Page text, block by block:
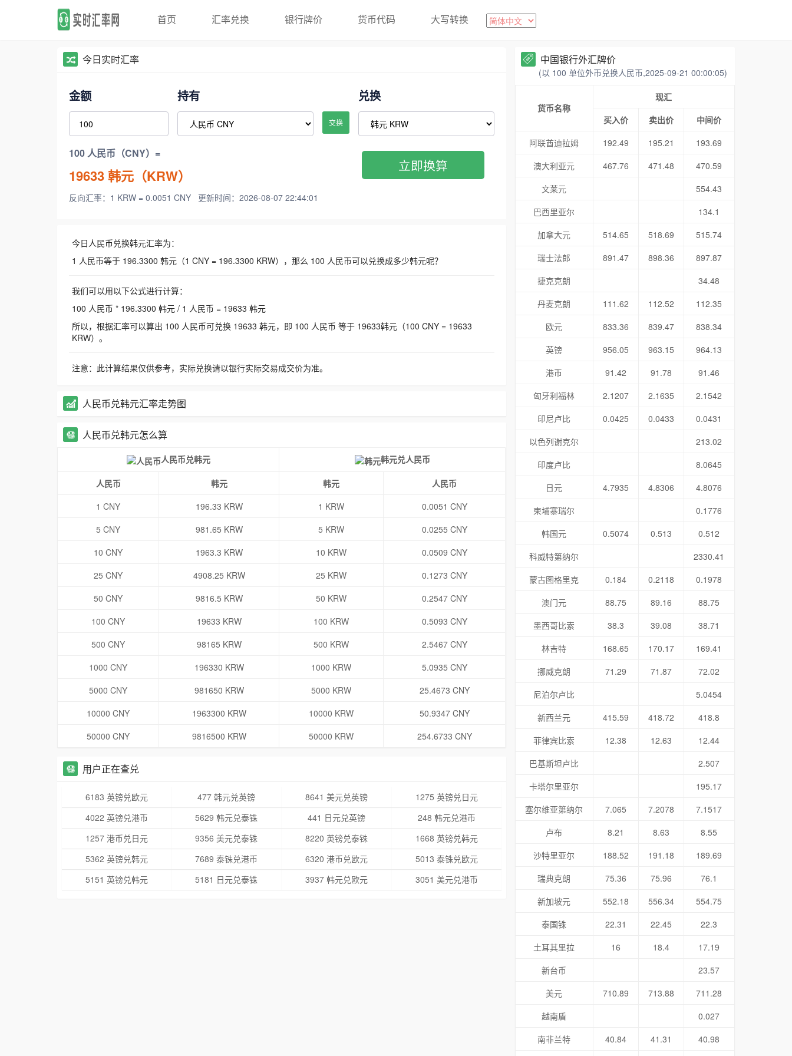
首页 汇率兑换 银行牌价 货币代码 大写转换
今日实时汇率
金额 持有
交换
兑换
100 人民币（CNY）=
19633韩元（KRW）
反向汇率：1 KRW = 0.0051 CNY 更新时间：2026-08-07 22:44:01
立即换算
今日人民币兑换韩元汇率为：
1 人民币等于 196.3300 韩元（1 CNY = 196.3300 KRW），那么 100 人民币可以兑换成多少韩元呢？
我们可以用以下公式进行计算：
100 人民币 * 196.3300 韩元 / 1 人民币 = 19633 韩元
所以，根据汇率可以算出 100 人民币可兑换 19633 韩元，即 100 人民币 等于 19633韩元（100 CNY = 19633
KRW）。
注意：此计算结果仅供参考，实际兑换请以银行实际交易成交价为准。
人民币兑韩元汇率走势图
人民币兑韩元怎么算
人民币兑韩元 韩元兑人民币
人民币 韩元 韩元
人民币
1 CNY
196.33 KRW 1 KRW
0.0051 CNY
5 CNY
981.65 KRW 5 KRW
0.0255 CNY
10 CNY
1963.3 KRW 10 KRW
0.0509 CNY
25 CNY
4908.25 KRW 25 KRW
0.1273 CNY
50 CNY
9816.5 KRW 50 KRW
0.2547 CNY
100 CNY
19633 KRW 100 KRW
0.5093 CNY
500 CNY
98165 KRW 500 KRW
2.5467 CNY
1000 CNY
196330 KRW 1000 KRW
5.0935 CNY
5000 CNY
981650 KRW 5000 KRW
25.4673 CNY
10000 CNY
1963300 KRW 10000 KRW
50.9347 CNY
50000 CNY
9816500 KRW 50000 KRW 254.6733 CNY
用户正在查兑
6183 英镑兑欧元 477 韩元兑英镑 8641 美元兑英镑
1275 英镑兑日元
4022 英镑兑港币
5629 韩元兑泰铢 441 日元兑英镑
248 韩元兑港币
1257 港币兑日元
9356 美元兑泰铢 8220 英镑兑泰铢
1668 英镑兑韩元
5362 英镑兑韩元
7689 泰铢兑港币 6320 港币兑欧元
5013 泰铢兑欧元
5151 英镑兑韩元
5181 日元兑泰铢 3937 韩元兑欧元 3051 美元兑港币
中国银行外汇牌价
(以 100 单位外币兑换人民币,2025-09-21 00:00:05)
货币名称
现汇
买入价
卖出价
中间价
阿联酋迪拉姆
192.49 195.21
193.69
澳大利亚元
467.76 471.48
470.59
文莱元
554.43
巴西里亚尔
134.1
加拿大元
514.65 518.69
515.74
瑞士法郎
891.47 898.36
897.87
捷克克朗
34.48
丹麦克朗
111.62 112.52
112.35
欧元
833.36 839.47
838.34
英镑
956.05 963.15
964.13
港币
91.42 91.78
91.46
匈牙利福林
2.1207 2.1635
2.1542
印尼卢比
0.0425 0.0433
0.0431
以色列谢克尔
213.02
印度卢比
8.0645
日元
4.7935 4.8306
4.8076
柬埔寨瑞尔
0.1776
韩国元
0.5074 0.513
0.512
科威特第纳尔
2330.41
蒙古图格里克
0.184 0.2118
0.1978
澳门元
88.75 89.16
88.75
墨西哥比索
38.3 39.08
38.71
林吉特
168.65 170.17
169.41
挪威克朗
71.29 71.87
72.02
尼泊尔卢比
5.0454
新西兰元
415.59 418.72
418.8
菲律宾比索
12.38 12.63
12.44
巴基斯坦卢比
2.507
卡塔尔里亚尔
195.17
塞尔维亚第纳尔
7.065 7.2078
7.1517
卢布
8.21 8.63
8.55
沙特里亚尔
188.52 191.18
189.69
瑞典克朗
75.36 75.96
76.1
新加坡元
552.18 556.34
554.75
泰国铢
22.31 22.45
22.3
土耳其里拉
16 18.4
17.19
新台币
23.57
美元
710.89 713.88
711.28
越南盾
0.027
南非兰特
40.84 41.31 40.98